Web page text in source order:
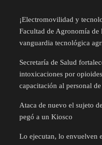
¡Electromovilidad y
Facultad de Agronomía de
vanguardia tecnológica
Secretaría de Salud
intoxicaciones por
capacitación al personal
Ataca de nuevo el sujeto
pegó a un Kiosco
Lo ejecutan, lo envuelven